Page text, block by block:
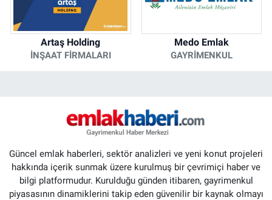
Artaş Holding
İNŞAAT FIRMALARI
Medo Emlak
GAYRIMENKUL
Güncel emlak haberleri, sektör analizleri ve yeni konut projeleri
hakkında içerik sunmak üzere kurulmuş bir çevrimiçi haber ve
bilgi platformudur. Kurulduğu günden itibaren, gayrimenkul
piyasasının dinamiklerini takip eden güvenilir bir kaynak olmayı